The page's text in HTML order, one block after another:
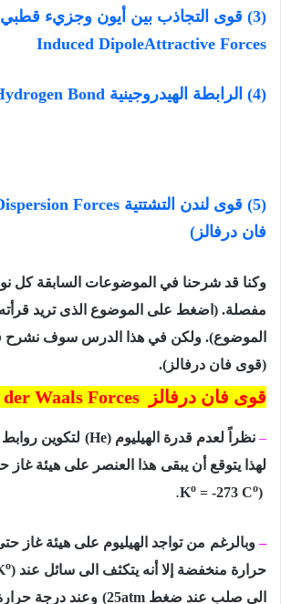
Induced DipoleAttractive Forces
(4) الرابطة الهيدروجينية Hydrogen Bond
فان درفالز)
وكنا قد شرحنا في الموضوعات السابقة كل
مفصلة. (اضغط على الموضوع الذى تريد قرأته
الموضوع). ولكن في هذا الدرس سوف نشرح
(قوى فان درفالز).
قوى فان درفالز der Waals Forces
– نظراً لعدم قدرة الھیلیوم (He) لتكوین
لھذا یتوقع أن یبقى ھذا العنصر على ھیئة غاز
Ko = -273 Co)
.
–وبالرغم من تواجد الهيليوم على ھیئة غاز
حرارة منخفضة إلا أنه یتكثف الى سائل عند
o)
الى صلب عند ضغط (25atm وعند درجة